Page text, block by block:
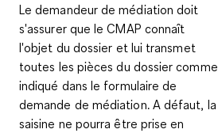
Le demandeur de médiation doit
s'assurer que le CMAP connaît
l'objet du dossier et lui transmet
toutes les pièces du dossier comme
indiqué dans le formulaire de
demande de médiation. A défaut, la
saisine ne pourra être prise en